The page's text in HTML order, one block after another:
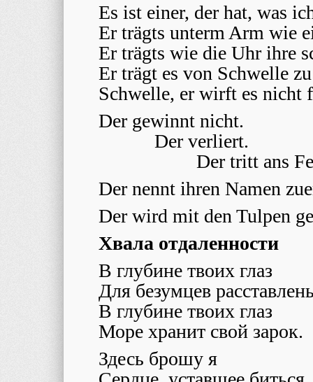
Es ist einer, der hat, was
Er trägts unterm Arm wie
Er trägts wie die Uhr ihre
Er trägt es von Schwelle zu
Schwelle, er wirft es nicht
Der gewinnt nicht.
Der verliert.
Der tritt ans
Der nennt ihren Namen
Der wird mit den Tulpen
Хвала отдаленности
В глубине твоих глаз
Для безумцев
В глубине твоих глаз
Море хранит свой зарок.
Здесь брошу я